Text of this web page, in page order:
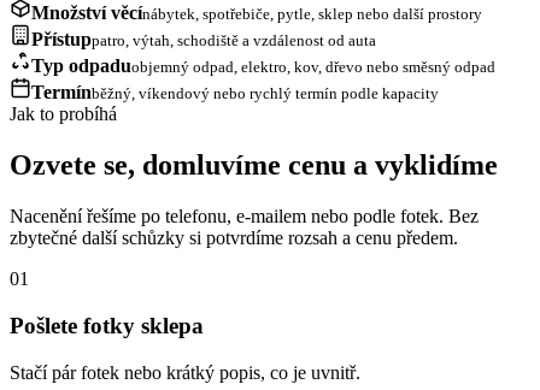
Množství věcínábytek, spotřebiče, pytle, sklep nebo další prostory
Přístuppatro, výtah, schodiště a vzdálenost od auta
Typ odpaduobjemný odpad, elektro, kov, dřevo nebo směsný odpad
Termínběžný, víkendový nebo rychlý termín podle kapacity
Jak to probíhá
Ozvete se, domluvíme cenu a vyklidíme
Nacenění řešíme po telefonu, e-mailem nebo podle fotek. Bez
zbytečné další schůzky si potvrdíme rozsah a cenu předem.
01
Pošlete fotky sklepa
Stačí pár fotek nebo krátký popis, co je uvnitř.